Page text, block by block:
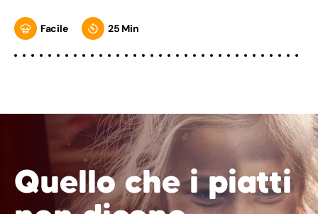
Facile 25 Min
Quello che i piatti